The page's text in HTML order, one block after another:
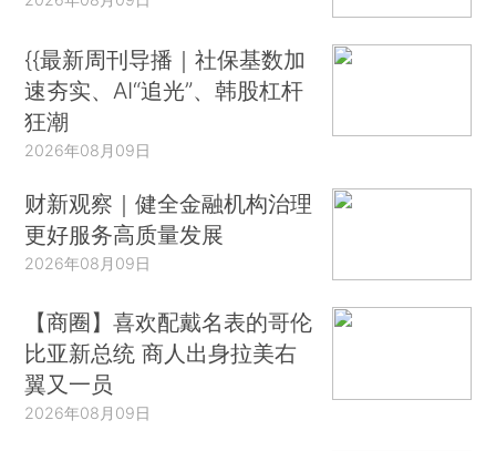
{{最新周刊导播｜社保基数加
速夯实、AI“追光”、韩股杠杆
狂潮
2026年08月09日
财新观察｜健全金融机构治理
更好服务高质量发展
2026年08月09日
【商圈】喜欢配戴名表的哥伦
比亚新总统 商人出身拉美右
翼又一员
2026年08月09日